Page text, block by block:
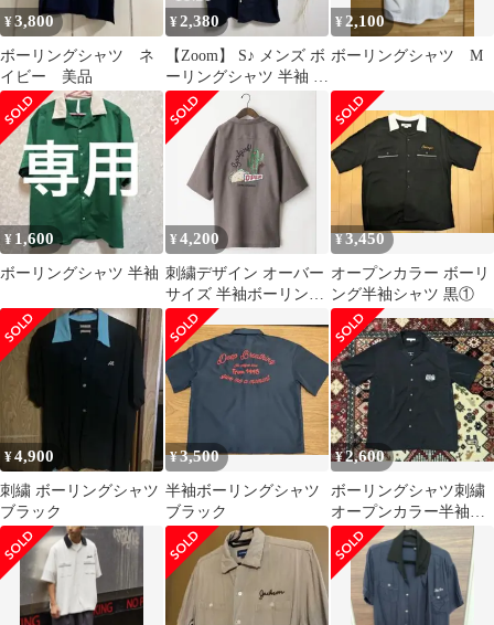
¥3,800
ボーリングシャツ ネ
イビー 美品
¥2,380
【Zoom】 S♪ メンズ ボ
ーリングシャツ 半袖 バ
ック 刺繍 ネイビー
¥ 2,100
ボーリングシャツ M
¥ 1,600
ボーリングシャツ 半袖
¥4,200
刺繍デザイン オーバー
サイズ 半袖ボーリング
シャツ
¥3,450
オープンカラー ボーリ
ング半袖シャツ 黒①
¥4,900
刺繍 ボーリングシャツ
ブラック
¥3,500
半袖ボーリングシャツ
ブラック
¥2,600
ボーリングシャツ刺繍
オープンカラー半袖シ
ャツ 黒 Mサイズ